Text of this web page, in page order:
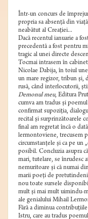
Într-un concurs de
propria sa absenţă din
neabătut al Creaţiei...
Dacă recentul ianuarie a
precedentă a fost pentru
tragic al unei directe
Tocmai intrasem în
Nicolae Dabija, în toiul
un mare regizor, tribun şi,
rusă, când interlocutorii,
Demonul meu, Editura
cumva am tradus şi
confirmat supoziţia,
recital şi surprinzătoarele
final am regretat încă o
lermontoviene, trecusem
circumstanţele şi ca pe un
posibil. Concluzia asupra
mari, tutelare, se înrudesc
nemuritoare şi că numai
marii poeţi de
nou toate sursele
mult şi mai mult uimindu-
ale genialului Mihail
Fără a diminua
Istru, care au tradus